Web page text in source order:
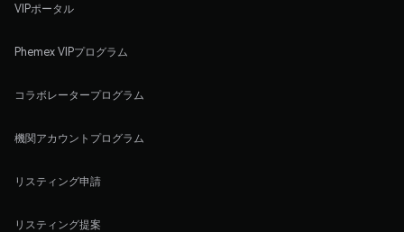
VIPポータル
Phemex VIPプログラム
コラボレータープログラム
機関アカウントプログラム
リスティング申請
リスティング提案